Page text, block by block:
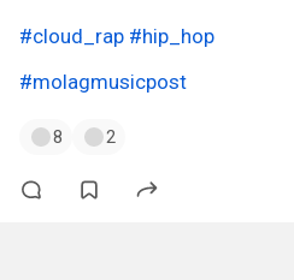
#cloud_rap #hip_hop
#molagmusicpost
8 2